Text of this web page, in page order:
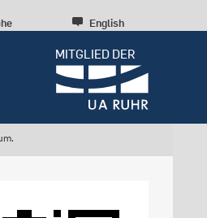
English
MITGLIED DER